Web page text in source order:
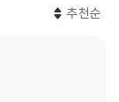
추천순